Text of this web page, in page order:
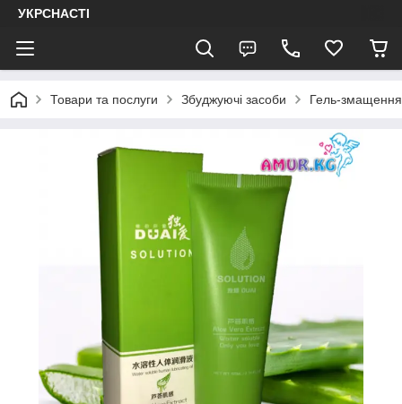
УКРСНАСТІ
Товари та послуги Збуджуючі засоби Гель-змащення